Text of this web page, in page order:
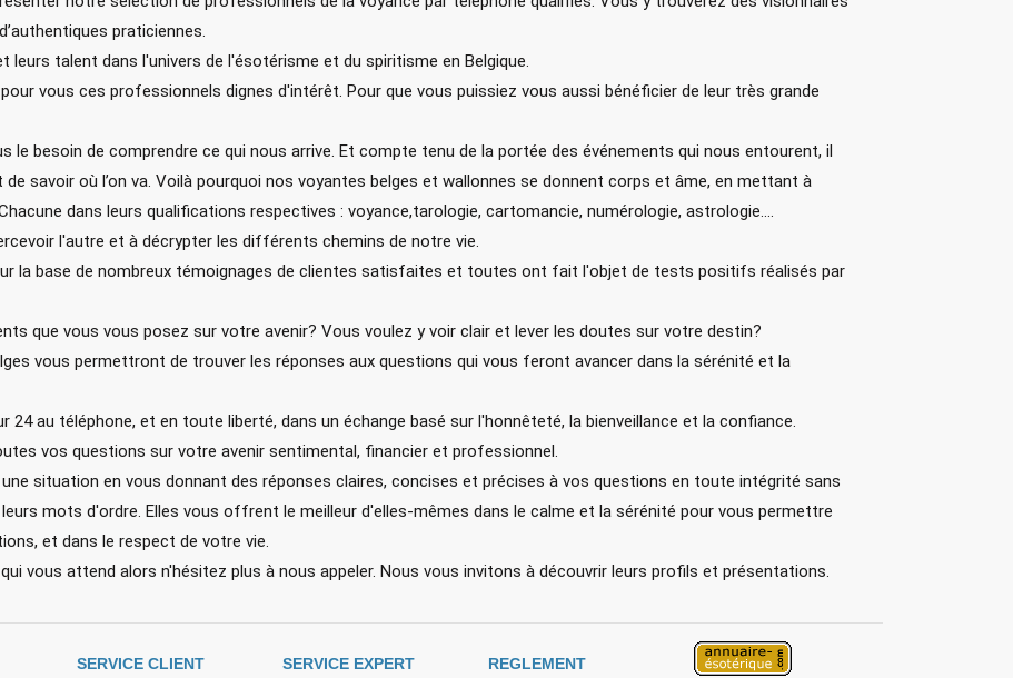
praticiennes.
leurs talent dans l'univers de l'ésotérisme et du spiritisme en Belgique.
vous ces professionnels dignes d'intérêt. Pour que vous puissiez vous aussi bénéficier de leur très grande
le besoin de comprendre ce qui nous arrive. Et compte tenu de la portée des événements qui nous entourent, il
savoir où l’on va. Voilà pourquoi nos voyantes belges et wallonnes se donnent corps et âme, en mettant à
dans leurs qualifications respectives : voyance,tarologie, cartomancie, numérologie, astrologie....
l'autre et à décrypter les différents chemins de notre vie.
la base de nombreux témoignages de clientes satisfaites et toutes ont fait l'objet de tests positifs réalisés par
que vous vous posez sur votre avenir? Vous voulez y voir clair et lever les doutes sur votre destin?
vous permettront de trouver les réponses aux questions qui vous feront avancer dans la sérénité et la
24 au téléphone, et en toute liberté, dans un échange basé sur l'honnêteté, la bienveillance et la confiance.
vos questions sur votre avenir sentimental, financier et professionnel.
situation en vous donnant des réponses claires, concises et précises à vos questions en toute intégrité sans
mots d'ordre. Elles vous offrent le meilleur d'elles-mêmes dans le calme et la sérénité pour vous permettre
et dans le respect de votre vie.
vous attend alors n'hésitez plus à nous appeler. Nous vous invitons à découvrir leurs profils et présentations.
SERVICE CLIENT SERVICE EXPERT REGLEMENT